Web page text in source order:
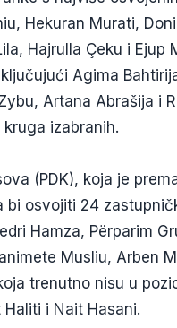
Hekuran Murati,
Hajrulla Çeku i
Agima
Artana Abrašija i
izabranih.
(PDK), koja je
bi osvojiti 24
Hamza, Përparim
Musliu, Arben
trenutno nisu u
i Nait Hasani.